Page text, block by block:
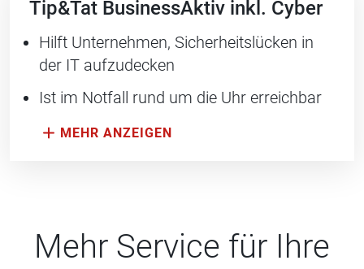
Tip&Tat BusinessAktiv inkl. Cyber
Hilft Unternehmen, Sicherheitslücken in
der IT aufzudecken
Ist im Notfall rund um die Uhr erreichbar
Mehr Service für Ihre